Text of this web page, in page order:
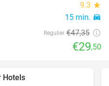
9.3 star
15 min. directions_car
Regulier €47,35
€29,50
Hotels